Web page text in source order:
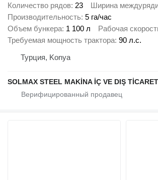
Количество рядов 23 Ширина
Производительность 5 га/час
Объем бункера 1 100 л Рабочая
Требуемая мощность трактора 90 л.с.
Турция, Konya